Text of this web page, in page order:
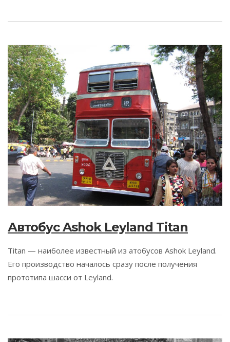
Автобус Ashok Leyland Titan
Titan — наиболее известный из атобусов Ashok Leyland.
Его производство началось сразу после получения
прототипа шасси от Leyland.